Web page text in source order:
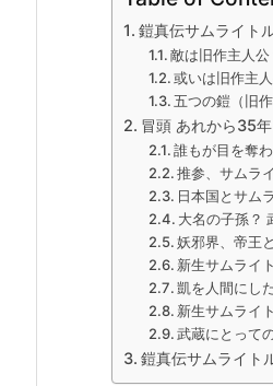
鎧真伝サムライト
敵は旧作主人
或いは旧作主
五つの鎧（旧作
冒頭 あれから35年
誰もが目を奪わ
推参、サムラ
日本国とサム
大名の子孫？
妖邪界、帝王
新生サムライ
凱を人間にし
新生サムライ
武蔵にとって
鎧真伝サムライト